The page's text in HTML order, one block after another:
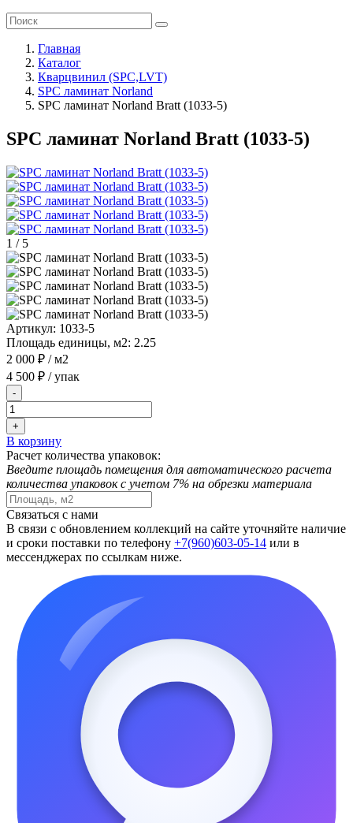
Главная
Каталог
Кварцвинил (SPC,LVT)
SPC ламинат Norland
SPC ламинат Norland Bratt (1033-5)
SPC ламинат Norland Bratt (1033-5)
1 / 5
Артикул: 1033-5
Площадь единицы, м2: 2.25
2 000 ₽ / м2
4 500 ₽ / упак
-
+
В корзину
Расчет количества упаковок:
Введите площадь помещения для автоматического расчета
количества упаковок с учетом 7% на обрезки материала
Связаться с нами
В связи с обновлением коллекций на сайте уточняйте наличие
и сроки поставки по телефону +7(960)603-05-14 или в
мессенджерах по ссылкам ниже.